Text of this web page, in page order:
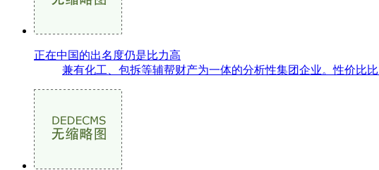
正在中国的出名度仍是比力高
兼有化工、包拆等辅帮财产为一体的分析性集团企业。性价比